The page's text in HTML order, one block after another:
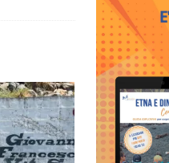
CONSIGLI